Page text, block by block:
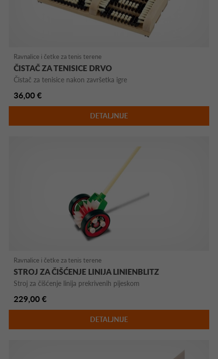
Ravnalice i četke za tenis terene
ČISTAČ ZA TENISICE DRVO
Čistač za tenisice nakon završetka igre
36,00 €
DETALJNIJE
Ravnalice i četke za tenis terene
STROJ ZA ČIŠĆENJE LINIJA LINIENBLITZ
Stroj za čišćenje linija prekrivenih pijeskom
229,00 €
DETALJNIJE